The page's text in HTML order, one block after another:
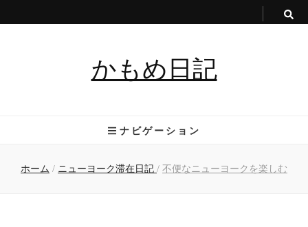
かもめ日記
ナビゲーション
ホーム / ニューヨーク滞在日記 / 不便なニューヨークを楽しむ